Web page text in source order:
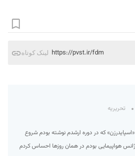
لینک کوتاه https://pvst.ir/fdm
تحریریه
که در دوره ارشدم نوشته بودم شروع
سال کارمند آژانس هواپیمایی بودم در همان روزها احساس کردم